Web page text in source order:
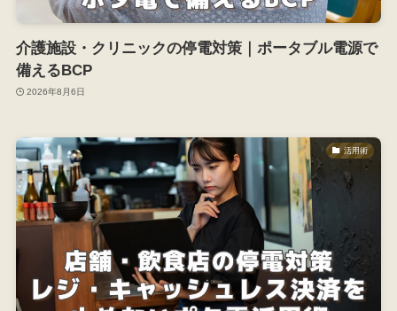
介護施設・クリニックの停電対策｜ポータブル電源で
備えるBCP
2026年8月6日
活用術